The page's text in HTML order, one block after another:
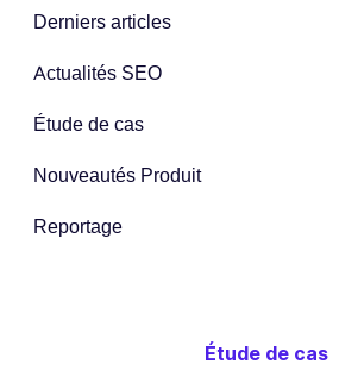
Derniers articles
Actualités SEO
Étude de cas
Nouveautés Produit
Reportage
Étude de cas